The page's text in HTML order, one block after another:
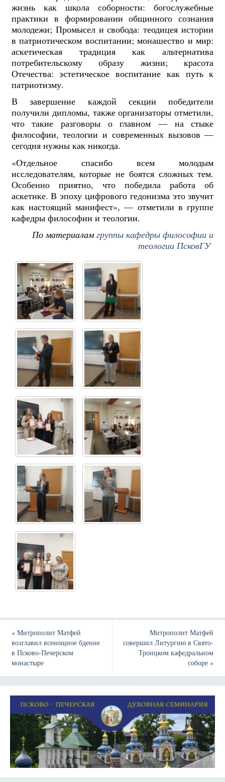
жизнь как школа соборности: богослужебные
практики в формировании общинного сознания
молодежи; Промысел и свобода: теодицея истории
в патриотическом воспитании; монашество и мир:
аскетическая традиция как альтернатива
потребительскому образу жизни; красота
Отечества: эстетическое воспитание как путь к
патриотизму.
В завершение каждой секции победители
получили дипломы, также организаторы отметили,
что такие разговоры о главном — на стыке
философии, теологии и современных вызовов —
сегодня нужны как никогда.
«Отдельное спасибо всем молодым
исследователям, которые не боятся сложных тем.
Особенно приятно, что победила работа об
аскетике. В эпоху цифрового гедонизма это звучит
как настоящий манифест», — отметили в группе
кафедры философии и теологии.
По материаламгруппы кафедры философии и
теологии ПсковГУ
«Митрополит Матфей
возглавил всенощное бдение
в Псково-Печерском
монастыре
Митрополит Матфей
совершил Литургию в Свято-
Троицком кафедральном
соборе»